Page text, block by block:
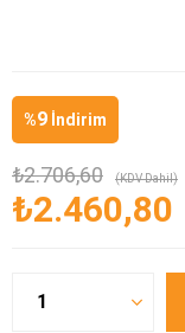
%9 İndirim
₺2.706,60 (KDV Dahil)
₺2.460,80